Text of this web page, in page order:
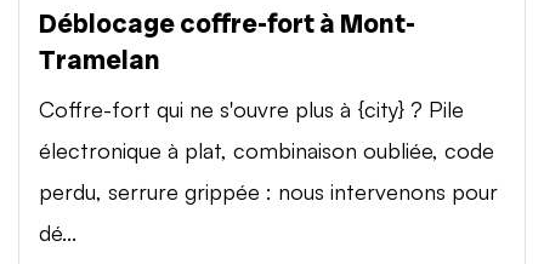
Déblocage coffre-fort à Mont-
Tramelan
Coffre-fort qui ne s'ouvre plus à {city} ? Pile
électronique à plat, combinaison oubliée, code
perdu, serrure grippée : nous intervenons pour
dé...